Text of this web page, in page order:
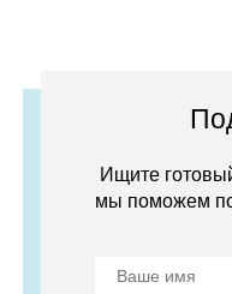
Ищите
мы поможем